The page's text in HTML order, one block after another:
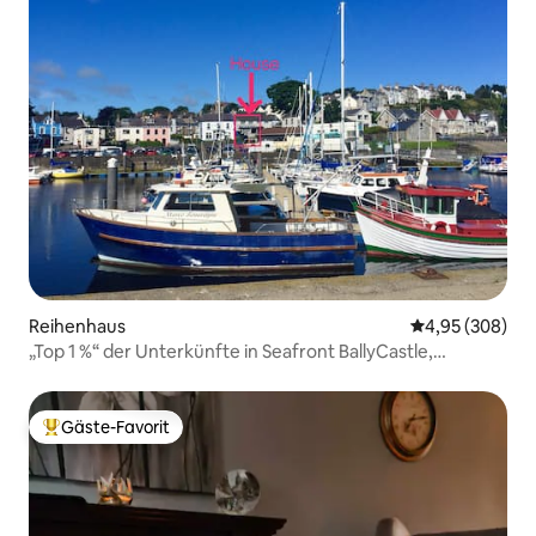
Reihenhaus
4,95 (308)
„Top 1 %“ der Unterkünfte in Seafront BallyCastle,
Beliebter Gäste-Favorit.
Gäste-Favorit